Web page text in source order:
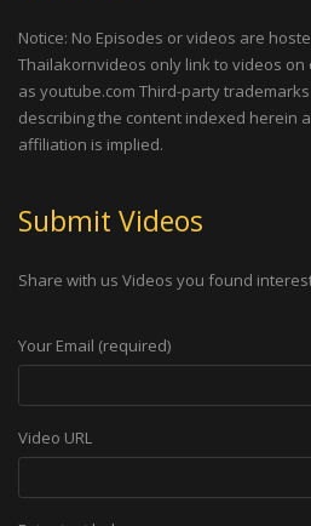
Notice: No Episodes or videos are
Thailakornvideos only link to videos
as youtube.com Third-party
describing the content indexed herein
affiliation is implied.
Submit Videos
Share with us Videos you found
Your Email (required)
Video URL